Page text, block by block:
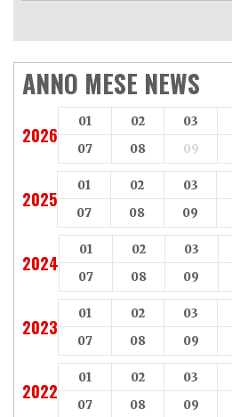
ANNO MESE NEWS
2026
01 02 03
07
08 09
2025
01 02 03
07
08 09
2024
01 02 03
07
08 09
2023
01 02 03
07
08 09
2022
01 02 03
07
08 09